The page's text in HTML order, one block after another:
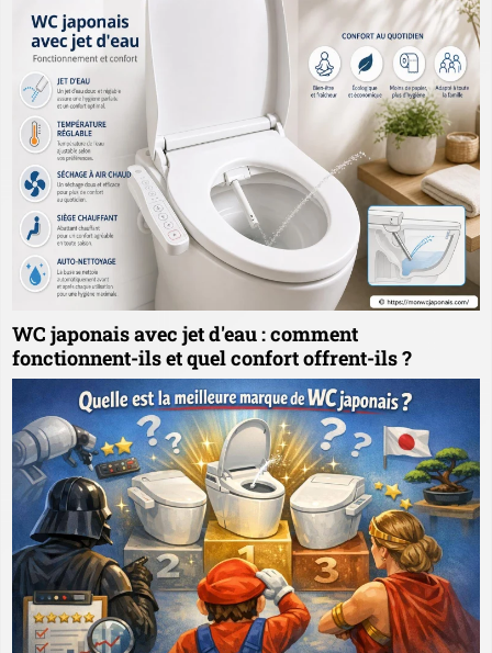
WC japonais avec jet d'eau : comment
fonctionnent-ils et quel confort offrent-ils ?